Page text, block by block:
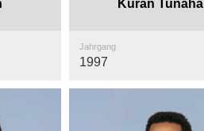
Kuran
Jahrgang
1997